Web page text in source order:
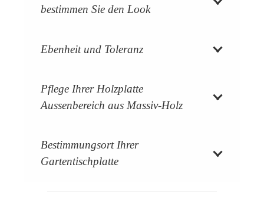
bestimmen Sie den Look
Ebenheit und Toleranz
Pflege Ihrer Holzplatte
Aussenbereich aus Massiv-Holz
Bestimmungsort Ihrer
Gartentischplatte